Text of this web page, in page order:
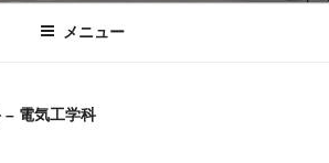
メニュー
– 電気工学科